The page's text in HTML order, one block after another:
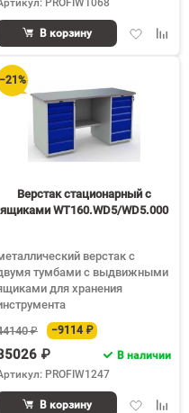
PROFIW1068
Добавить
В корзину
−21%
Верстак стационарный с
ящиками WT160.WD5/WD5.000
верстак с
тумбами с выдвижными
для хранения
₽
−9114 ₽
₽
В наличии
PROFIW1247
Добавить
В корзину